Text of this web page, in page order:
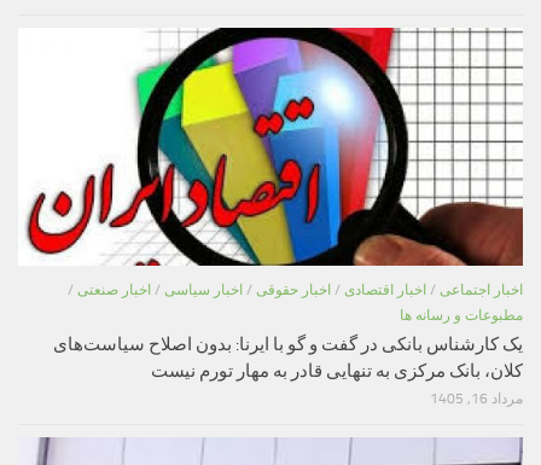
اخبار اجتماعی / اخبار اقتصادی / اخبار حقوقی / اخبار سیاسی / اخبار صنعتی /
مطبوعات و رسانه ها
یک کارشناس بانکی در گفت و گو با ایرنا: بدون اصلاح سیاست‌های
کلان، بانک مرکزی به تنهایی قادر به مهار تورم نیست
مرداد 16, 1405